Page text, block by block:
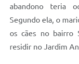
abandono teria
Segundo ela, o
os cães no bairro
residir no Jardim